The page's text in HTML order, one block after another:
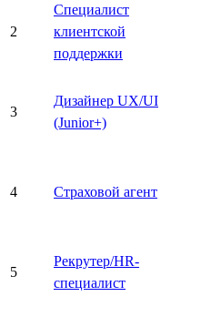
2
Специалист
клиентской
поддержки
3
Дизайнер UX/UI
(Junior+)
4 Страховой агент
5
Рекрутер/HR-
специалист